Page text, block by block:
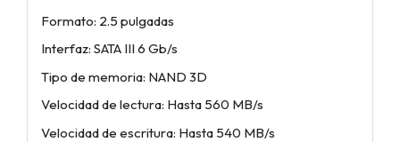
Formato: 2.5 pulgadas
Interfaz: SATA III 6 Gb/s
Tipo de memoria: NAND 3D
Velocidad de lectura: Hasta 560 MB/s
Velocidad de escritura: Hasta 540 MB/s